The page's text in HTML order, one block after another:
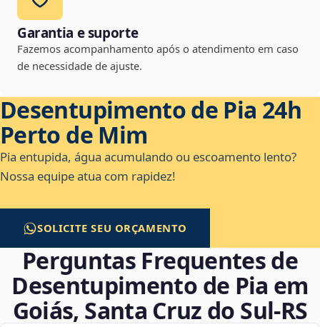
Garantia e suporte
Fazemos acompanhamento após o atendimento em caso
de necessidade de ajuste.
Desentupimento de Pia 24h
Perto de Mim
Pia entupida, água acumulando ou escoamento lento?
Nossa equipe atua com rapidez!
SOLICITE SEU ORÇAMENTO
Perguntas Frequentes de
Desentupimento de Pia em
Goiás, Santa Cruz do Sul‑RS